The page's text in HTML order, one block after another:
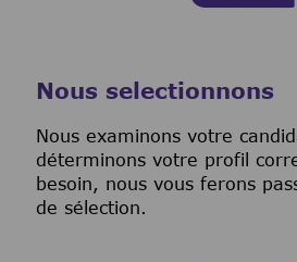
Nous selectionnons
Nous examinons votre
déterminons votre profil
besoin, nous vous ferons
de sélection.